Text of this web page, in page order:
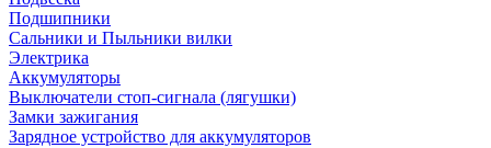
Подшипники
Сальники и Пыльники вилки
Электрика
Аккумуляторы
Выключатели стоп-сигнала (лягушки)
Замки зажигания
Зарядное устройство для аккумуляторов